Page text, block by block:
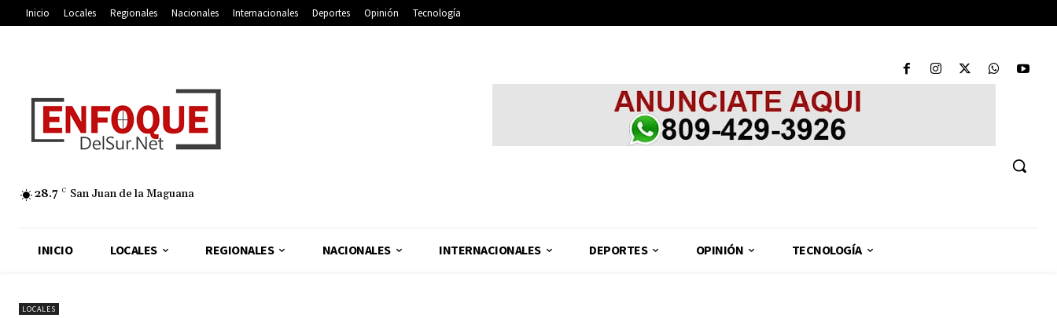
Inicio Locales Regionales Nacionales Internacionales Deportes Opinión Tecnología
28.7 C San Juan de la Maguana
INICIO LOCALES REGIONALES NACIONALES INTERNACIONALES DEPORTES OPINIÓN TECNOLOGÍA
LOCALES